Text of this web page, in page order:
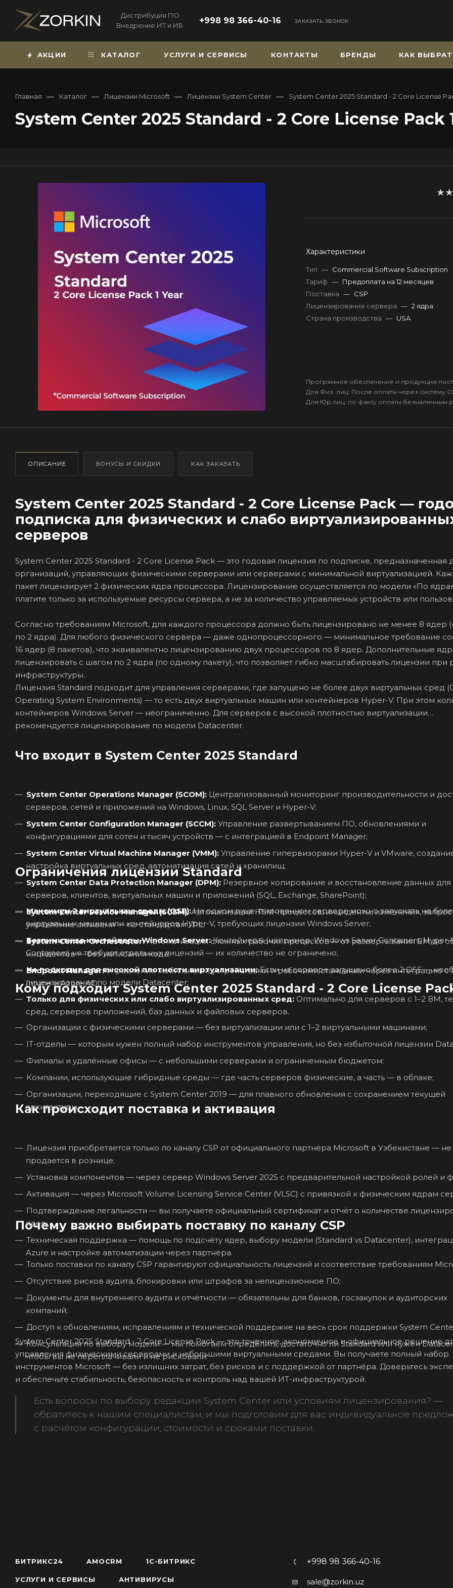
Дистрибуция ПО
Внедрение ИТ и ИБ
+998 98 366-40-16 ЗАКАЗАТЬ ЗВОНОК
АКЦИИ КАТАЛОГ УСЛУГИ И СЕРВИСЫ КОНТАКТЫ БРЕНДЫ КАК
Главная — Каталог — Лицензии Microsoft — Лицензии System Center — System Center 2025 Standard - 2 Core License
System Center 2025 Standard - 2 Core License Pack
Характеристики
Тип — Commercial Software Subscription
Тариф — Предоплата на 12 месяцев
Поставка — CSP
Лицензирование сервера — 2 ядра
Страна производства — USA
Програмное обеспечение и продукция
Для Физ. лиц: После оплаты через систему
Для Юр.лиц: по факту оплаты безналичным
ОПИСАНИЕ БОНУСЫ И СКИДКИ КАК ЗАКАЗАТЬ
System Center 2025 Standard - 2 Core License Pack —
подписка для физических и слабо
серверов
System Center 2025 Standard - 2 Core License Pack — это годовая лицензия по подписке, предназначенная
организаций, управляющих физическими серверами или серверами с минимальной виртуализацией.
пакет лицензирует 2 физических ядра процессора. Лицензирование осуществляется по модели «По
платите только за используемые ресурсы сервера, а не за количество управляемых устройств или
Согласно требованиям Microsoft, для каждого процессора должно быть лицензировано не менее 8 ядер
по 2 ядра). Для любого физического сервера — даже однопроцессорного — минимальное требование
16 ядер (8 пакетов), что эквивалентно лицензированию двух процессоров по 8 ядер. Дополнительные
лицензировать с шагом по 2 ядра (по одному пакету), что позволяет гибко масштабировать лицензии при
инфраструктуры.
Лицензия Standard подходит для управления серверами, где запущено не более двух виртуальных сред
Operating System Environments) — то есть двух виртуальных машин или контейнеров Hyper-V. При этом
контейнеров Windows Server — неограниченно. Для серверов с высокой плотностью виртуализации
рекомендуется лицензирование по модели Datacenter.
Что входит в System Center 2025 Standard
System Center Operations Manager (SCOM): Централизованный мониторинг производительности и
серверов, сетей и приложений на Windows, Linux, SQL Server и Hyper-V;
System Center Configuration Manager (SCCM): Управление развертыванием ПО, обновлениями и
конфигурациями для сотен и тысяч устройств — с интеграцией в Endpoint Manager;
System Center Virtual Machine Manager (VMM): Управление гипервизорами Hyper-V и VMware,
настройка виртуальных сред, автоматизация сетей и хранилищ;
System Center Data Protection Manager (DPM): Резервное копирование и восстановление данных для
серверов, клиентов, виртуальных машин и приложений (SQL, Exchange, SharePoint);
System Center Service Manager (SCSM):Автоматизация ITSM-процессов: инциденты, изменения,
управление активами — по стандартам ITIL;
System Center Orchestrator:Автоматизация сложных рабочих процессов — от развертывания ВМ до
инцидентов — без написания кода;
Endpoint Manager:Управление мобильными устройствами и рабочими станциями через интеграцию с
Intune и Azure AD.
Ограничения лицензии Standard
Максимум 2 виртуальные среды (OSE):На одном лицензированном сервере можно запускать не
виртуальных машин или контейнеров Hyper-V, требующих лицензии Windows Server;
Безлимитные контейнеры Windows Server:Контейнеры (например, Windows Server Containers, Hyper-
Containers) не требуют отдельных лицензий — их количество не ограничено;
Не подходит для высокой плотности виртуализации:Если на сервере запущено более 2 OSE —
лицензирование по модели Datacenter;
Только для физических или слабо виртуализированных сред: Оптимально для серверов с 1–2 ВМ,
сред, серверов приложений, баз данных и файловых серверов.
Кому подходит System Center 2025 Standard - 2 Core License
Организации с физическими серверами — без виртуализации или с 1–2 виртуальными машинами;
IT-отделы — которым нужен полный набор инструментов управления, но без избыточной лицензии
Филиалы и удалённые офисы — с небольшими серверами и ограниченным бюджетом;
Компании, использующие гибридные среды — где часть серверов физические, а часть — в облаке;
Организации, переходящие с System Center 2019 — для плавного обновления с сохранением текущей
архитектуры.
Как происходит поставка и активация
Лицензия приобретается только по каналу CSP от официального партнёра Microsoft в Узбекистане — не
продается в рознице;
Установка компонентов — через сервер Windows Server 2025 с предварительной настройкой ролей и
Активация — через Microsoft Volume Licensing Service Center (VLSC) с привязкой к физическим ядрам
Подтверждение легальности — вы получаете официальный сертификат и отчёт о количестве
ядер;
Техническая поддержка — помощь по подсчёту ядер, выбору модели (Standard vs Datacenter),
Azure и настройке автоматизации через партнёра.
Почему важно выбирать поставку по каналу CSP
Только поставки по каналу CSP гарантируют официальность лицензий и соответствие требованиям
Отсутствие рисков аудита, блокировки или штрафов за нелицензионное ПО;
Документы для внутреннего аудита и отчётности — обязательны для банков, госзакупок и аудиторских
компаний;
Доступ к обновлениям, исправлениям и технической поддержке на весь срок поддержки System
Консультация по выбору модели — мы помогаем определить, достаточно ли Standard или нужен
чтобы вы не переплачивали и не рисковали.
System Center 2025 Standard - 2 Core License Pack — это точечное, экономичное и официальное решение
управления физическими серверами и небольшими виртуальными средами. Вы получаете полный набор
инструментов Microsoft — без излишних затрат, без рисков и с поддержкой от партнёра. Доверьтесь
и обеспечьте стабильность, безопасность и контроль над вашей ИТ-инфраструктурой.
Есть вопросы по выбору редакции System Center или условиям лицензирования? —
обратитесь к нашим специалистам, и мы подготовим для вас индивидуальное
с расчётом конфигурации, стоимости и сроками поставки.
БИТРИКС24 AMOCRM 1С-БИТРИКС
УСЛУГИ И СЕРВИСЫ АНТИВИРУСЫ
+998 98 366-40-16
sale@zorkin.uz